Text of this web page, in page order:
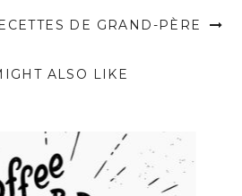
DE GRAND-PÈRE
ALSO LIKE